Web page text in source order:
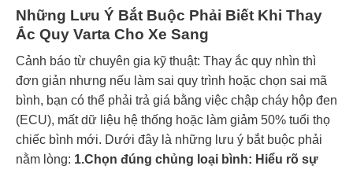
Những Lưu Ý Bắt Buộc Phải Biết Khi Thay
Ắc Quy Varta Cho Xe Sang
Cảnh báo từ chuyên gia kỹ thuật: Thay ắc quy nhìn thì
đơn giản nhưng nếu làm sai quy trình hoặc chọn sai mã
bình, bạn có thể phải trả giá bằng việc chập cháy hộp đen
(ECU), mất dữ liệu hệ thống hoặc làm giảm 50% tuổi thọ
chiếc bình mới. Dưới đây là những lưu ý bắt buộc phải
nằm lòng: 1.Chọn đúng chủng loại bình: Hiểu rõ sự